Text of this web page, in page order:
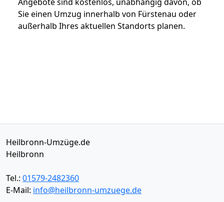
Sie einen Umzug innerhalb von Fürstenau oder
außerhalb Ihres aktuellen Standorts planen.
Heilbronn-Umzüge.de
Heilbronn
Tel.: 01579-2482360
E-Mail: info@heilbronn-umzuege.de